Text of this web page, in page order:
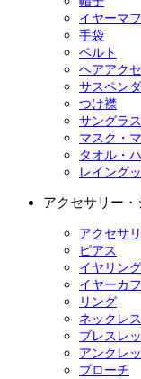
イヤーマフ
手袋
ベルト
ヘアアク
サスペン
つけ襟
サングラ
マスク・
タオル・
レイング
アクセサリー・
アクセサ
ピアス
イヤリング
イヤーカフ
リング
ネックレス
ブレスレ
アンクレ
ブローチ